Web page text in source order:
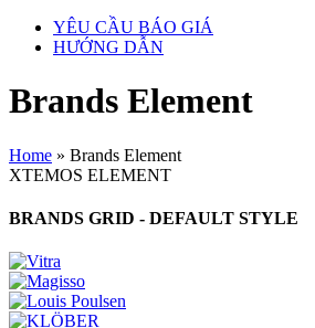
YÊU CẦU BÁO GIÁ
HƯỚNG DẪN
Brands Element
Home » Brands Element
XTEMOS ELEMENT
BRANDS GRID - DEFAULT STYLE